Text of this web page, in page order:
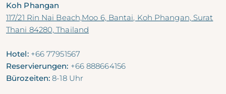
Koh Phangan
117/21 Rin Nai Beach,Moo 6, Bantai, Koh Phangan, Surat
Thani 84280, Thailand
Hotel: +66 77951567
Reservierungen: +66 888664156
Bürozeiten: 8-18 Uhr